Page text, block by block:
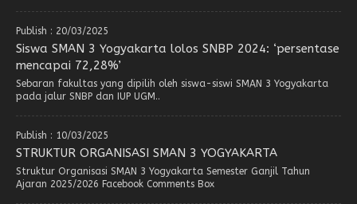
Publish : 20/03/2025
Siswa SMAN 3 Yogyakarta lolos SNBP 2024: ‘persentase
mencapai 72,28%’
Sebaran fakultas yang dipilih oleh siswa-siswi SMAN 3 Yogyakarta
pada jalur SNBP dan IUP UGM..
Publish : 10/03/2025
STRUKTUR ORGANISASI SMAN 3 YOGYAKARTA
Struktur Organisasi SMAN 3 Yogyakarta Semester Ganjil Tahun
Ajaran 2025/2026 Facebook Comments Box